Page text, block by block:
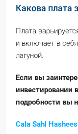
Какова плата
Плата
и включает в
лагуной.
Если вы
инвестировании
подробности вы
Cala Sahl